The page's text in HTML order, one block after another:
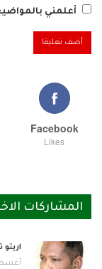
أعلمني
Facebook
Likes
المشاركات
أغسطس